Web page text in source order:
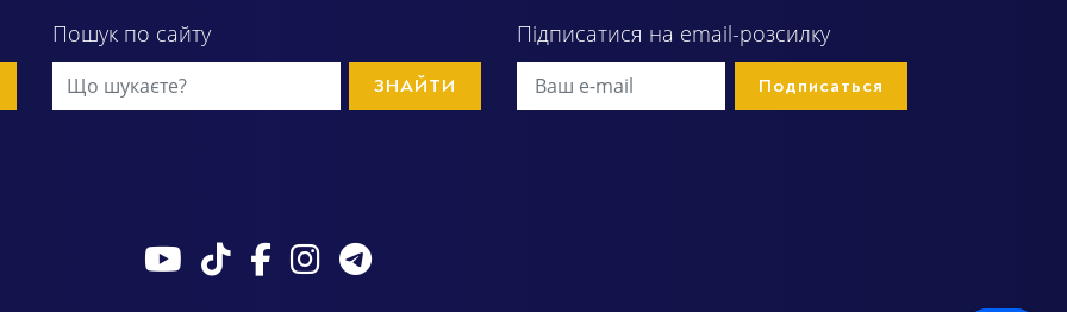
Пошук по сайту
ЗНАЙТИ
Підписатися на email-розсилку